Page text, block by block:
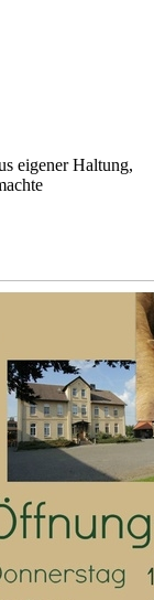
eigener Haltung,